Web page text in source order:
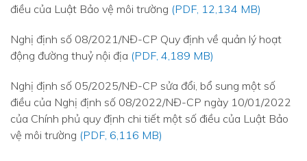
điều của Luật Bảo vệ môi trường (PDF, 12,134 MB)
Nghị định số 08/2021/NĐ-CP Quy định về quản lý hoạt
động đường thuỷ nội địa (PDF, 4,189 MB)
Nghị định số 05/2025/NĐ-CP sửa đổi, bổ sung một số
điều của Nghị định số 08/2022/NĐ-CP ngày 10/01/2022
của Chính phủ quy định chi tiết một số điều của Luật Bảo
vệ môi trường (PDF, 6,116 MB)